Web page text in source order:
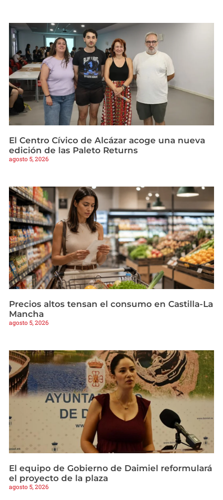
El Centro Cívico de Alcázar acoge una nueva
edición de las Paleto Returns
agosto 5, 2026
Precios altos tensan el consumo en Castilla-La
Mancha
agosto 5, 2026
El equipo de Gobierno de Daimiel reformulará
el proyecto de la plaza
agosto 5, 2026